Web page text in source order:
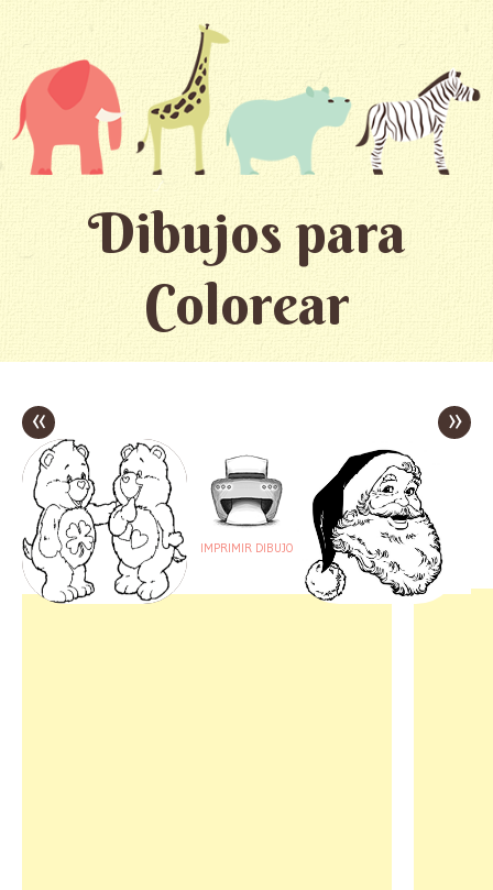
Dibujos para
Colorear
«
IMPRIMIR DIBUJO
»